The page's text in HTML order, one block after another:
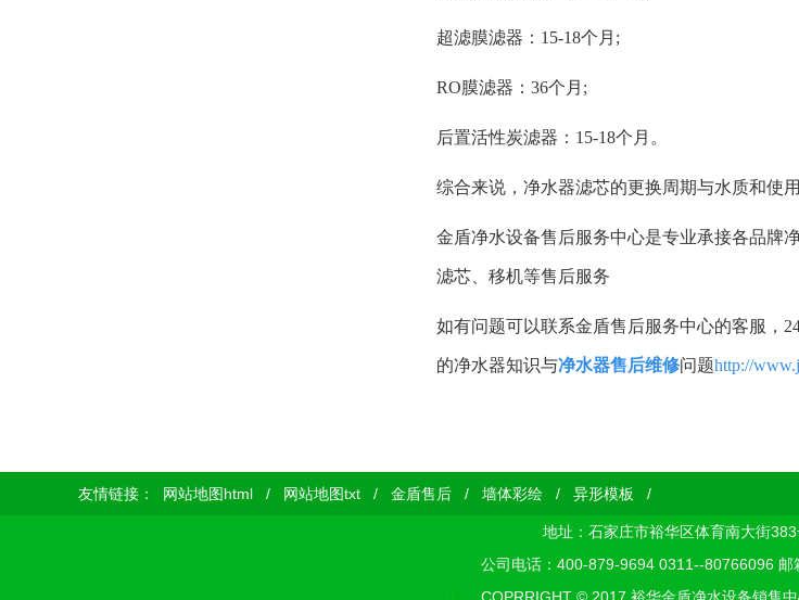
超滤膜滤器：15-18个月;
RO膜滤器：36个月;
后置活性炭滤器：15-18个月。
综合来说，净水器滤芯的更换周期与水质和使
金盾净水设备售后服务中心是专业承接各品牌
滤芯、移机等售后服务
如有问题可以联系金盾售后服务中心的客服，
的净水器知识与净水器售后维修问题http://
友情链接： 网站地图html / 网站地图txt / 金盾售后 / 墙体彩绘 / 异形模板 /
地址：石家庄市裕华区体育南大街
公司电话：400-879-9694 0311--80766096